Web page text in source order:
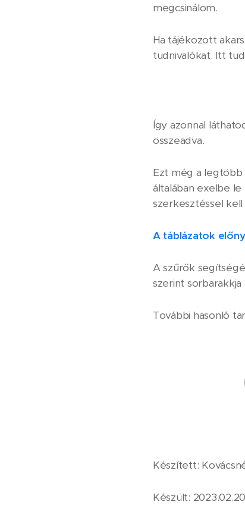
megcsinálom.
Ha tájékozott
tudnivalókat. Itt
Így azonnal
összeadva.
Ezt még a legtöbb
általában exelbe
szerkesztéssel kell
A táblázatok
A szűrők
szerint
További hasonló
Készített:
Készült: